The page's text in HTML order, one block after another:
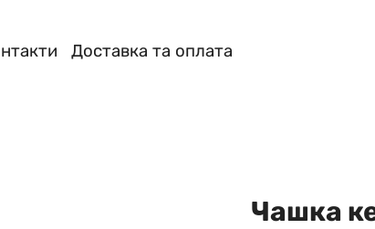
Доставка та оплата
Чашка